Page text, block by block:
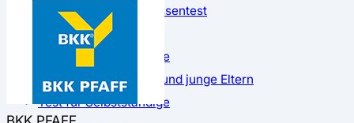
Der große Krankenkassentest
Test für Studierende
Test für Auszubildende
Test für Schwangere und junge Eltern
Test für Selbstständige